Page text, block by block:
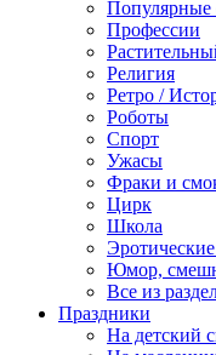
Профессии
Религия
Ретро /
Роботы
Спорт
Ужасы
Фраки и
Цирк
Школа
Юмор,
Все из
Праздники
На детский